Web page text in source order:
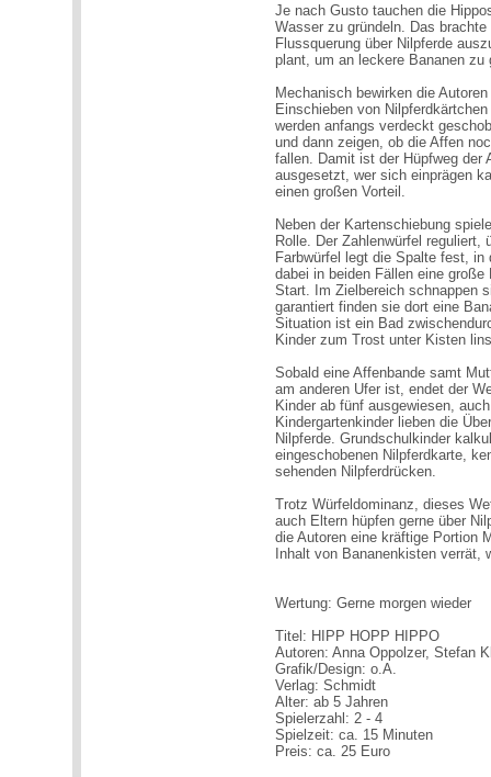
Je nach Gusto tauchen die
Wasser zu gründeln. Das
Flussquerung über Nilpferde
plant, um an leckere Bananen zu
Mechanisch bewirken die
Einschieben von
werden anfangs verdeckt
und dann zeigen, ob die Affen
fallen. Damit ist der Hüpfweg der
ausgesetzt, wer sich einprägen
einen großen Vorteil.
Neben der Kartenschiebung
Rolle. Der Zahlenwürfel reguliert,
Farbwürfel legt die Spalte fest,
dabei in beiden Fällen eine
Start. Im Zielbereich schnappen
garantiert finden sie dort eine
Situation ist ein Bad
Kinder zum Trost unter Kisten
Sobald eine Affenbande samt
am anderen Ufer ist, endet der
Kinder ab fünf ausgewiesen,
Kindergartenkinder lieben die
Nilpferde. Grundschulkinder
eingeschobenen Nilpferdkarte,
sehenden Nilpferdrücken.
Trotz Würfeldominanz, dieses
auch Eltern hüpfen gerne über
die Autoren eine kräftige Portion
Inhalt von Bananenkisten verrät,
Wertung: Gerne morgen wieder
Titel: HIPP HOPP HIPPO
Autoren: Anna Oppolzer, Stefan
Grafik/Design: o.A.
Verlag: Schmidt
Alter: ab 5 Jahren
Spielerzahl: 2 - 4
Spielzeit: ca. 15 Minuten
Preis: ca. 25 Euro